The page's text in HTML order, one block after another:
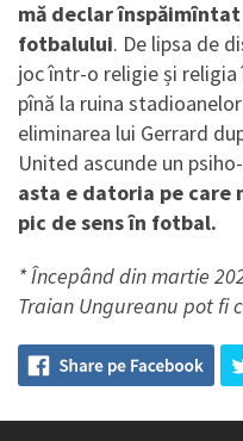
mă declar
fotbalului. De lipsa de
joc într-o religie și
pînă la ruina
eliminarea lui Gerrard
United ascunde un
asta e datoria pe care
pic de sens în fotbal.
* Începând din martie
Traian Ungureanu pot fi